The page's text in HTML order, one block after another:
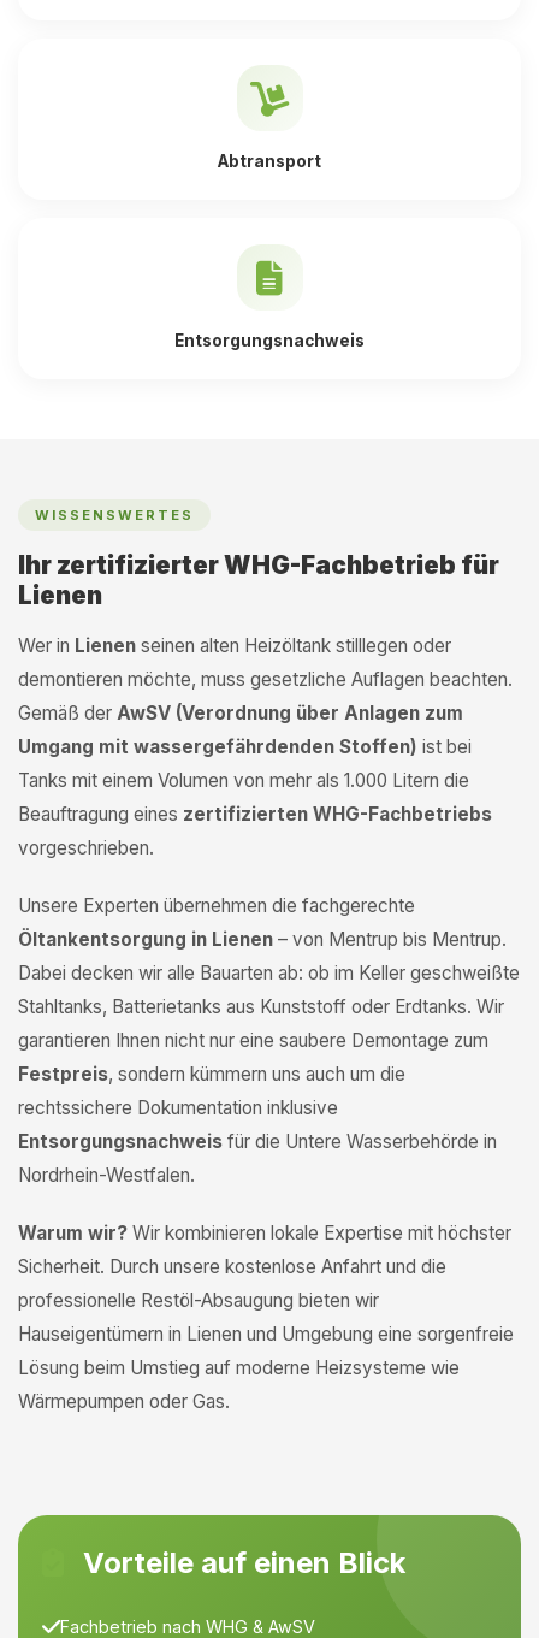
Abtransport
Entsorgungsnachweis
WISSENSWERTES
Ihr zertifizierter WHG-Fachbetrieb für
Lienen
Wer in Lienen seinen alten Heizöltank stilllegen oder
demontieren möchte, muss gesetzliche Auflagen beachten.
Gemäß der AwSV (Verordnung über Anlagen zum
Umgang mit wassergefährdenden Stoffen) ist bei
Tanks mit einem Volumen von mehr als 1.000 Litern die
Beauftragung eines zertifizierten WHG-Fachbetriebs
vorgeschrieben.
Unsere Experten übernehmen die fachgerechte
Öltankentsorgung in Lienen – von Mentrup bis Mentrup.
Dabei decken wir alle Bauarten ab: ob im Keller geschweißte
Stahltanks, Batterietanks aus Kunststoff oder Erdtanks. Wir
garantieren Ihnen nicht nur eine saubere Demontage zum
Festpreis, sondern kümmern uns auch um die
rechtssichere Dokumentation inklusive
Entsorgungsnachweis für die Untere Wasserbehörde in
Nordrhein-Westfalen.
Warum wir? Wir kombinieren lokale Expertise mit höchster
Sicherheit. Durch unsere kostenlose Anfahrt und die
professionelle Restöl-Absaugung bieten wir
Hauseigentümern in Lienen und Umgebung eine sorgenfreie
Lösung beim Umstieg auf moderne Heizsysteme wie
Wärmepumpen oder Gas.
Vorteile auf einen Blick
Fachbetrieb nach WHG & AwSV